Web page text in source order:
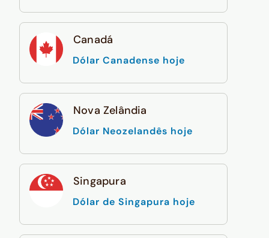
Canadá
Dólar Canadense hoje
Nova Zelândia
Dólar Neozelandês hoje
Singapura
Dólar de Singapura hoje